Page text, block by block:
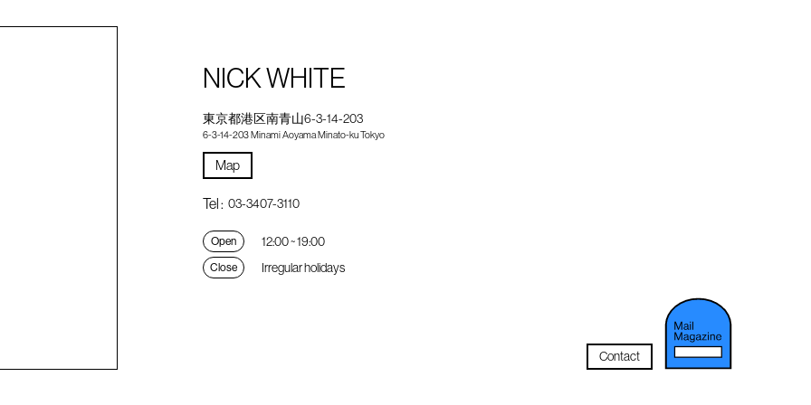
NICK WHITE
東京都港区南青山6-3-14-203
6-3-14-203 Minami Aoyama Minato-ku Tokyo
Map
Tel : 03-3407-3110
Open 12:00 ~ 19:00
Close Irregular holidays
Contact